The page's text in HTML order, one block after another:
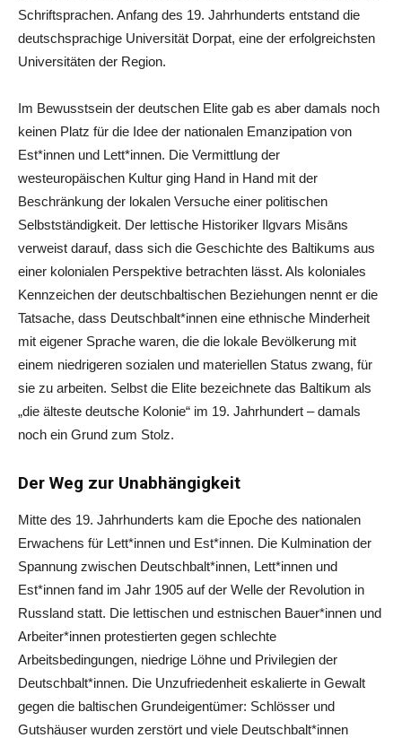
Schriftsprachen. Anfang des 19. Jahrhunderts entstand die
deutschsprachige Universität Dorpat, eine der erfolgreichsten
Universitäten der Region.
Im Bewusstsein der deutschen Elite gab es aber damals noch
keinen Platz für die Idee der nationalen Emanzipation von
Est*innen und Lett*innen. Die Vermittlung der
westeuropäischen Kultur ging Hand in Hand mit der
Beschränkung der lokalen Versuche einer politischen
Selbstständigkeit. Der lettische Historiker Ilgvars Misāns
verweist darauf, dass sich die Geschichte des Baltikums aus
einer kolonialen Perspektive betrachten lässt. Als koloniales
Kennzeichen der deutschbaltischen Beziehungen nennt er die
Tatsache, dass Deutschbalt*innen eine ethnische Minderheit
mit eigener Sprache waren, die die lokale Bevölkerung mit
einem niedrigeren sozialen und materiellen Status zwang, für
sie zu arbeiten. Selbst die Elite bezeichnete das Baltikum als
„die älteste deutsche Kolonie“ im 19. Jahrhundert – damals
noch ein Grund zum Stolz.
Der Weg zur Unabhängigkeit
Mitte des 19. Jahrhunderts kam die Epoche des nationalen
Erwachens für Lett*innen und Est*innen. Die Kulmination der
Spannung zwischen Deutschbalt*innen, Lett*innen und
Est*innen fand im Jahr 1905 auf der Welle der Revolution in
Russland statt. Die lettischen und estnischen Bauer*innen und
Arbeiter*innen protestierten gegen schlechte
Arbeitsbedingungen, niedrige Löhne und Privilegien der
Deutschbalt*innen. Die Unzufriedenheit eskalierte in Gewalt
gegen die baltischen Grundeigentümer: Schlösser und
Gutshäuser wurden zerstört und viele Deutschbalt*innen